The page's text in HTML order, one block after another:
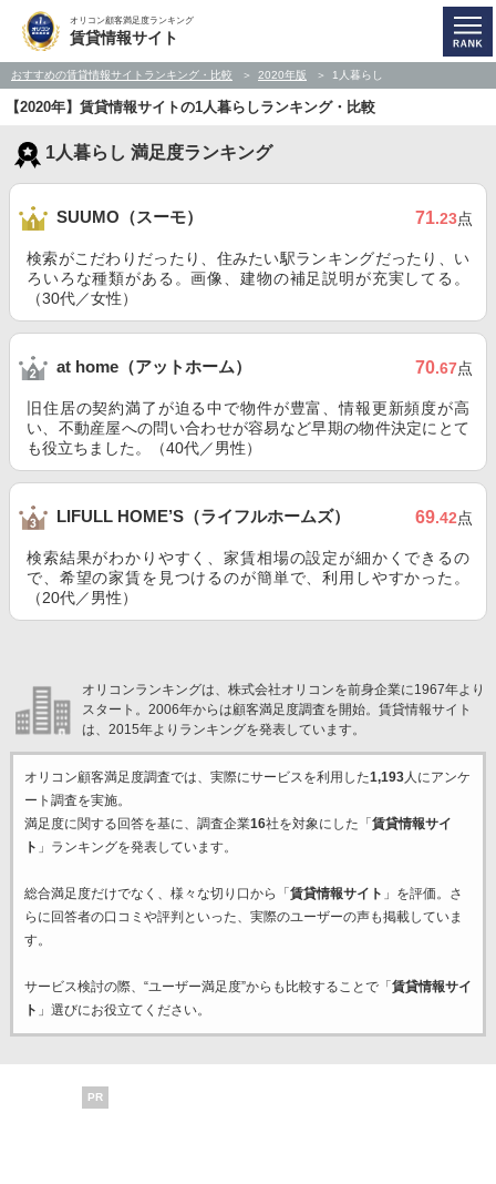
オリコン顧客満足度ランキング
賃貸情報サイト
おすすめの賃貸情報サイトランキング・比較 2020年版 1人暮らし
【2020年】賃貸情報サイトの1人暮らしランキング・比較
1人暮らし 満足度ランキング
SUUMO（スーモ） 71.23点
検索がこだわりだったり、住みたい駅ランキングだったり、い
ろいろな種類がある。画像、建物の補足説明が充実してる。
（30代／女性）
at home（アットホーム） 70.67点
旧住居の契約満了が迫る中で物件が豊富、情報更新頻度が高
い、不動産屋への問い合わせが容易など早期の物件決定にとて
も役立ちました。（40代／男性）
LIFULL HOME’S（ライフルホームズ） 69.42点
検索結果がわかりやすく、家賃相場の設定が細かくできるの
で、希望の家賃を見つけるのが簡単で、利用しやすかった。
（20代／男性）
オリコンランキングは、株式会社オリコンを前身企業に1967年より
スタート。2006年からは顧客満足度調査を開始。賃貸情報サイト
は、2015年よりランキングを発表しています。
オリコン顧客満足度調査では、実際にサービスを利用した1,193人にアンケ
ート調査を実施。
満足度に関する回答を基に、調査企業16社を対象にした「 賃貸情報サイ
ト 」ランキングを発表しています。
総合満足度だけでなく、様々な切り口から「 賃貸情報サイト 」を評価。さ
らに回答者の口コミや評判といった、実際のユーザーの声も掲載していま
す。
サービス検討の際、“ユーザー満足度”からも比較することで「 賃貸情報サイ
ト 」選びにお役立てください。
PR